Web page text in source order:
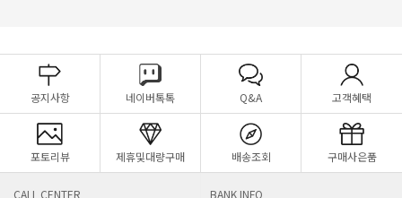
공지사항 네이버톡톡 Q&A 고객혜택
포토리뷰 제휴및대량구매 배송조회 구매사은품
CALL CENTER BANK INFO